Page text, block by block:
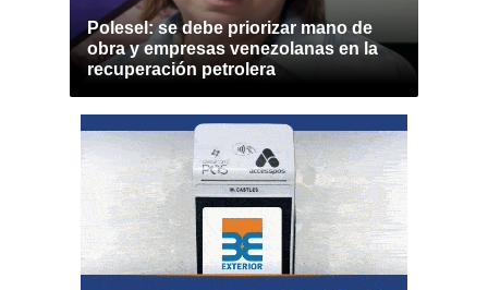
Polesel: se debe priorizar mano de
obra y empresas venezolanas en la
recuperación petrolera